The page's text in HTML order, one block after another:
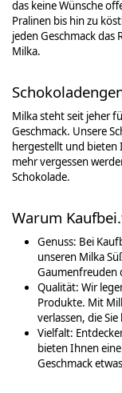
das keine Wünsche
Pralinen bis hin zu
jeden Geschmack das
Milka.
Milka steht seit jeher
Geschmack. Unsere
hergestellt und bieten
mehr vergessen
Schokolade.
Warum
Genuss: Bei
unseren Milka
Gaumenfreuden
Qualität: Wir
Produkte. Mit
verlassen, die
Vielfalt:
bieten Ihnen
Geschmack